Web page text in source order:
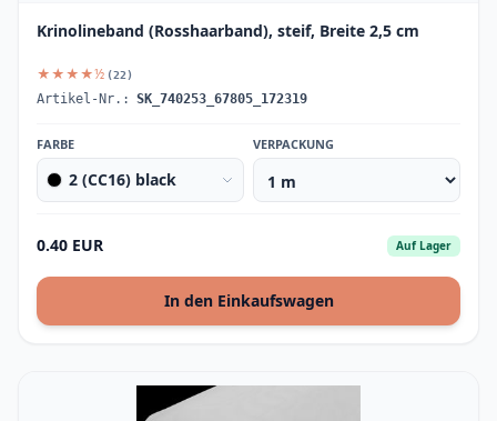
Krinolineband (Rosshaarband), steif, Breite 2,5 cm
★★★★½ (22)
Artikel-Nr.: SK_740253_67805_172319
FARBE
2 (CC16) black
VERPACKUNG
0.40 EUR Auf Lager
In den Einkaufswagen